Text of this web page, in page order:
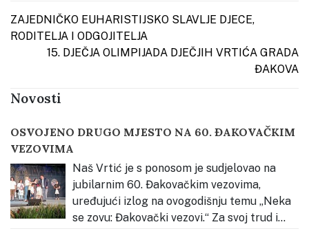
Post navigation
ZAJEDNIČKO EUHARISTIJSKO SLAVLJE DJECE,
RODITELJA I ODGOJITELJA
15. DJEČJA OLIMPIJADA DJEČJIH VRTIĆA GRADA
ĐAKOVA
Novosti
OSVOJENO DRUGO MJESTO NA 60. ĐAKOVAČKIM
VEZOVIMA
Naš Vrtić je s ponosom je sudjelovao na
jubilarnim 60. Đakovačkim vezovima,
uređujući izlog na ovogodišnju temu „Neka
se zovu: Đakovački vezovi.“ Za svoj trud i